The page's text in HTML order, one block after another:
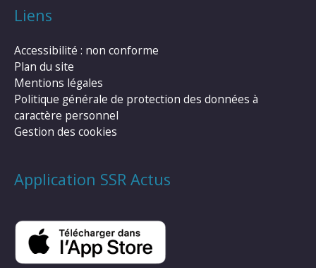
Liens
Accessibilité : non conforme
Plan du site
Mentions légales
Politique générale de protection des données à
caractère personnel
Gestion des cookies
Application SSR Actus